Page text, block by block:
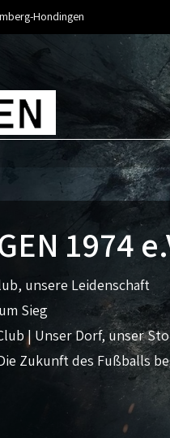
Hondingen
1974
unsere Leidenschaft
Sieg
| Unser Dorf, unser
Zukunft des Fußballs